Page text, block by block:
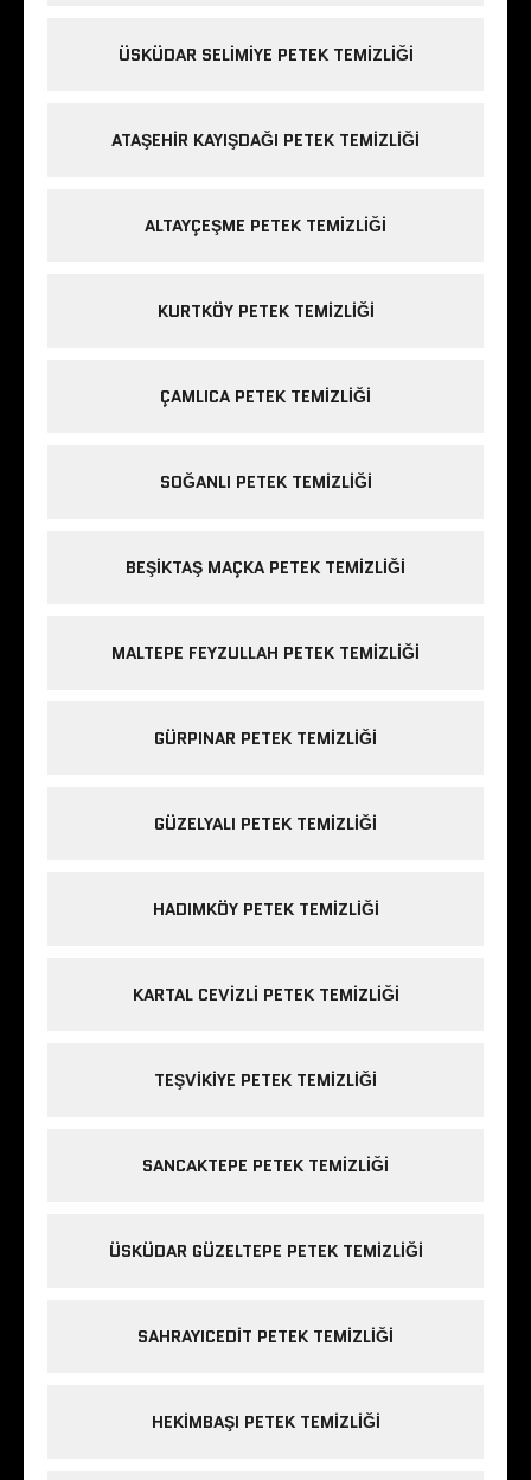
ÜSKÜDAR SELIMIYE PETEK TEMIZLIĞI
ATAŞEHIR KAYIŞDAĞI PETEK TEMIZLIĞI
ALTAYÇEŞME PETEK TEMIZLIĞI
KURTKÖY PETEK TEMIZLIĞI
ÇAMLICA PETEK TEMIZLIĞI
SOĞANLI PETEK TEMIZLIĞI
BEŞIKTAŞ MAÇKA PETEK TEMIZLIĞI
MALTEPE FEYZULLAH PETEK TEMIZLIĞI
GÜRPINAR PETEK TEMIZLIĞI
GÜZELYALI PETEK TEMIZLIĞI
HADIMKÖY PETEK TEMIZLIĞI
KARTAL CEVIZLI PETEK TEMIZLIĞI
TEŞVIKIYE PETEK TEMIZLIĞI
SANCAKTEPE PETEK TEMIZLIĞI
ÜSKÜDAR GÜZELTEPE PETEK TEMIZLIĞI
SAHRAYICEDIT PETEK TEMIZLIĞI
HEKIMBAŞI PETEK TEMIZLIĞI